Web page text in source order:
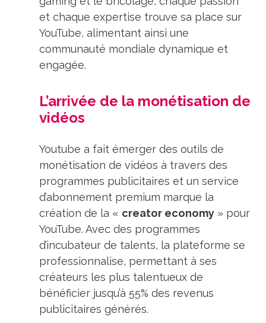
et chaque expertise trouve sa place sur
YouTube, alimentant ainsi une
communauté mondiale dynamique et
engagée.
L’arrivée de la monétisation de
vidéos
Youtube a fait émerger des outils de
monétisation de vidéos à travers des
programmes publicitaires et un service
d’abonnement premium marque la
création de la « creator economy» pour
YouTube. Avec des programmes
d’incubateur de talents, la plateforme se
professionnalise, permettant à ses
créateurs les plus talentueux de
bénéficier jusqu’à 55% des revenus
publicitaires générés.